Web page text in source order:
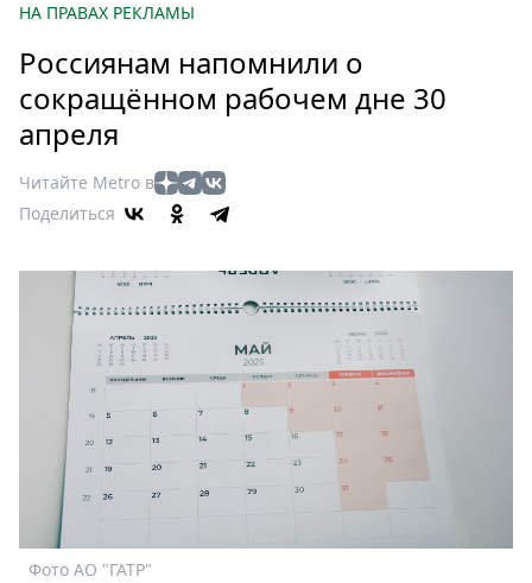
Россия
Мир
Здоровье
Туризм
Мода
Театр
Афиша
Книги
релизы
Стримы
НА ПРАВАХ РЕКЛАМЫ
Россиянам напомнили о
сокращённом рабочем дне 30
апреля
Читайте Metro в
Поделиться
Фото АО "ГАТР"